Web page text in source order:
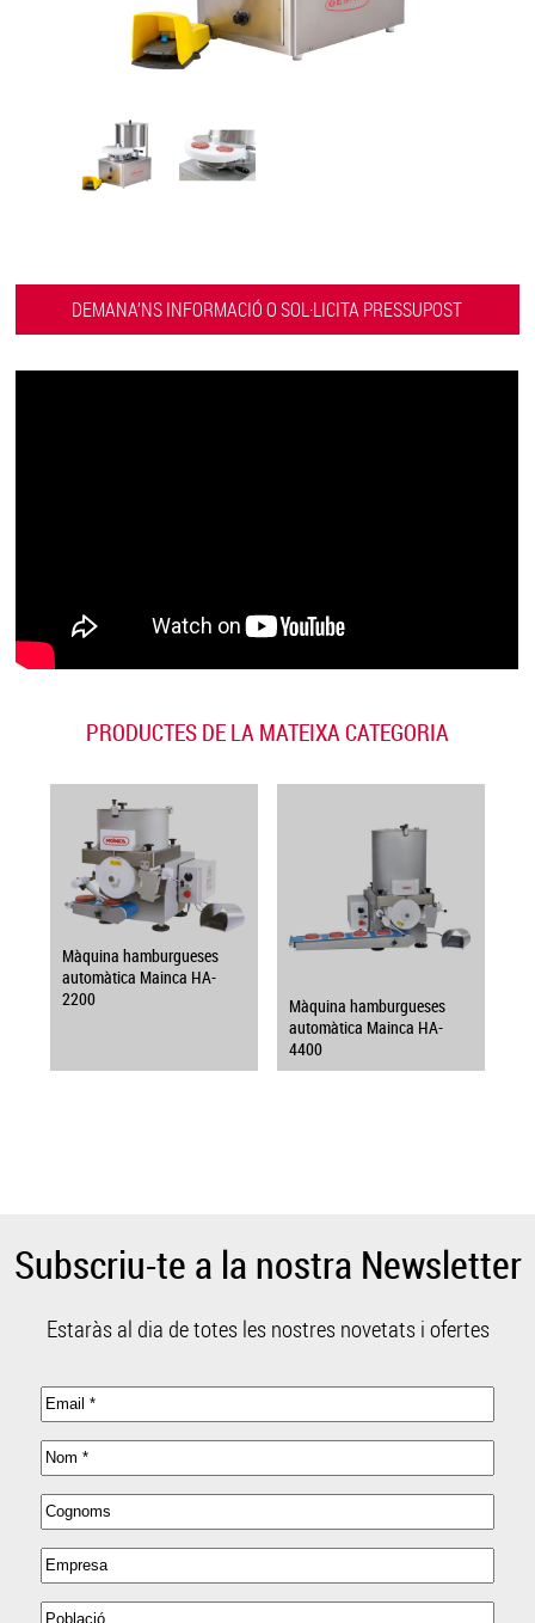
DEMANA’NS INFORMACIÓ O SOL·LICITA PRESSUPOST
PRODUCTES DE LA MATEIXA CATEGORIA
Màquina hamburgueses
automàtica Mainca HA-
2200
Màquina hamburgueses
automàtica Mainca HA-
4400
Subscriu-te a la nostra Newsletter
Estaràs al dia de totes les nostres novetats i ofertes